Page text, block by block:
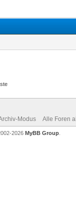
Modus Alle Foren
2026 MyBB Group